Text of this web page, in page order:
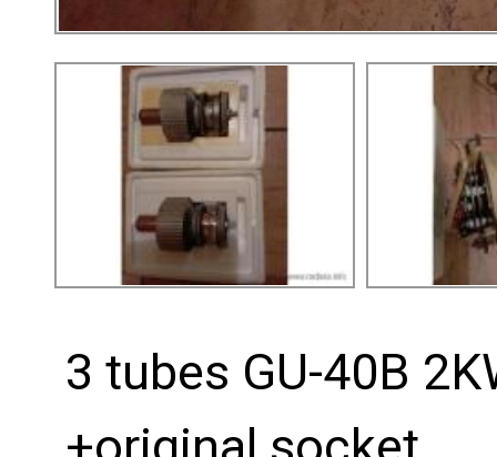
3 tubes GU-40B